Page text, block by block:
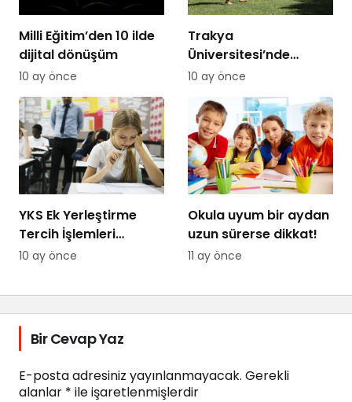
Milli Eğitim’den 10 ilde
dijital dönüşüm
10 ay önce
Trakya
Üniversitesi’nde
Kırkpınar tanıtımı
10 ay önce
YKS Ek Yerleştirme
Tercih İşlemleri
Başladı
10 ay önce
Okula uyum bir aydan
uzun sürerse dikkat!
11 ay önce
Bir Cevap Yaz
E-posta adresiniz yayınlanmayacak. Gerekli
alanlar * ile işaretlenmişlerdir